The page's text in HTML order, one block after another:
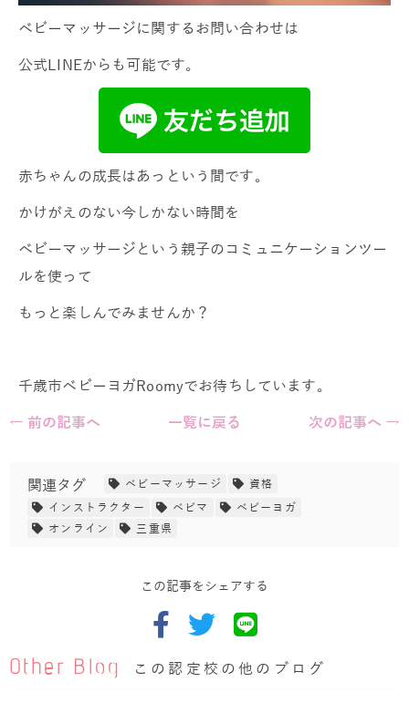
ベビーマッサージに関するお問い合わせは
公式LINEからも可能です。
赤ちゃんの成長はあっという間です。
かけがえのない今しかない時間を
ベビーマッサージという親子のコミュニケーションツー
ルを使って
もっと楽しんでみませんか？
千歳市ベビーヨガRoomyでお待ちしています。
← 前の記事へ
一覧に戻る 次の記事へ →
関連タグ ベビーマッサージ
資格
インストラクター
ベビマ
ベビーヨガ
オンライン
三重県
この記事をシェアする
Other Blog この認定校の他のブログ